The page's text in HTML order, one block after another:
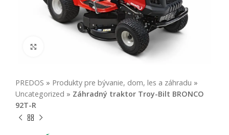
PREDOS » Produkty pre bývanie, dom, les a záhradu »
Uncategorized » Záhradný traktor Troy-Bilt BRONCO
92T-R